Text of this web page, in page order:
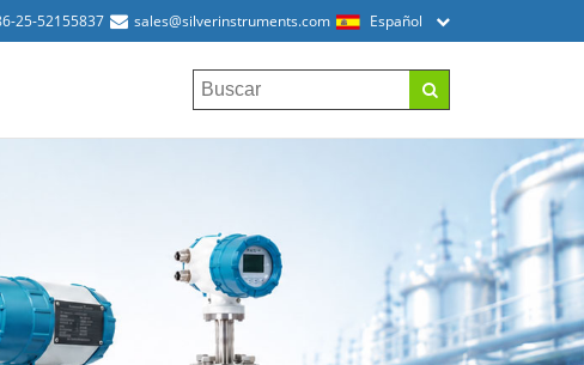
25-52155837 sales@silverinstruments.com Español